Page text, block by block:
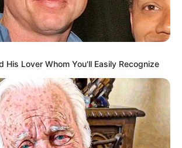
His Lover Whom You'll Easily Recognize